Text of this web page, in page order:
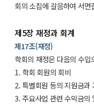
회의 소집에 갈음하여 서면
제5장 재정과 회계
제17조(재정)
학회의 재정은 다음의 수입
1. 학회 회원의 회비
2. 특별회원 등의 지원금과
3. 주요사업 관련 수익금의